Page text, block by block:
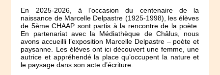
En 2025-2026, à l’occasion du centenaire de la
naissance de Marcelle Delpastre (1925-1998), les élèves
de 5ème CHAAP sont partis à la rencontre de la poète.
En partenariat avec la Médiathèque de Châlus, nous
avons accueilli l’exposition Marcelle Delpastre – poète et
paysanne. Les élèves ont ici découvert une femme, une
autrice et appréhendé la place qu’occupent la nature et
le paysage dans son acte d’écriture.